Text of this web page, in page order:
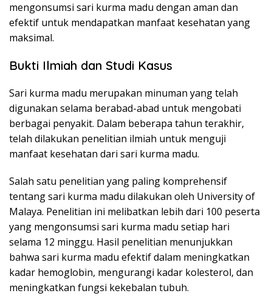
mengonsumsi sari kurma madu dengan aman dan
efektif untuk mendapatkan manfaat kesehatan yang
maksimal.
Bukti Ilmiah dan Studi Kasus
Sari kurma madu merupakan minuman yang telah
digunakan selama berabad-abad untuk mengobati
berbagai penyakit. Dalam beberapa tahun terakhir,
telah dilakukan penelitian ilmiah untuk menguji
manfaat kesehatan dari sari kurma madu.
Salah satu penelitian yang paling komprehensif
tentang sari kurma madu dilakukan oleh University of
Malaya. Penelitian ini melibatkan lebih dari 100 peserta
yang mengonsumsi sari kurma madu setiap hari
selama 12 minggu. Hasil penelitian menunjukkan
bahwa sari kurma madu efektif dalam meningkatkan
kadar hemoglobin, mengurangi kadar kolesterol, dan
meningkatkan fungsi kekebalan tubuh.